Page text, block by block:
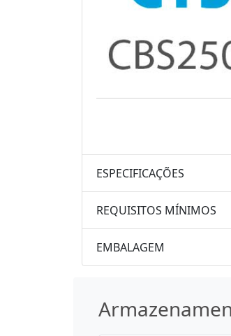
ESPECIFICAÇÕES
REQUISITOS MÍNIMOS
EMBALAGEM